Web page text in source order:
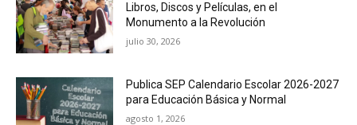
Libros, Discos y Películas, en el
Monumento a la Revolución
julio 30, 2026
Publica SEP Calendario Escolar 2026-2027
para Educación Básica y Normal
agosto 1, 2026